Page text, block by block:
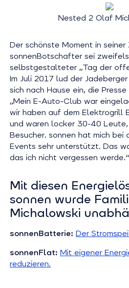
Nested 2 Olaf
Der schönste Moment in
sonnenBotschafter sei
selbstgestalteter „Tag der
Im Juli 2017 lud der
sich nach Hause ein, die
„Mein E-Auto-Club war
wir haben auf dem Elektrogrill
und waren locker 30-40
Besucher. sonnen hat mich bei
Events sehr unterstützt. Das
das ich nicht vergessen werde.“
Mit diesen
sonnen wurde
Michalowski
sonnenBatterie: Der
sonnenFlat: Mit eigener
reduzieren.